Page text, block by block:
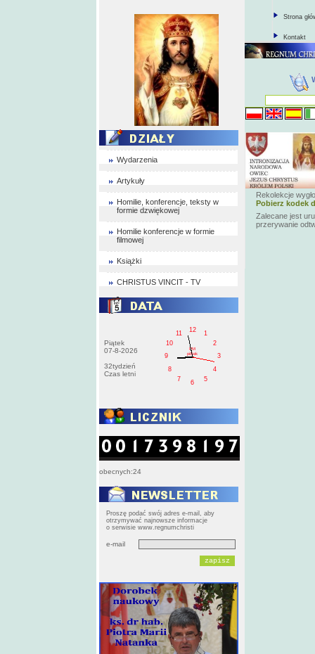
Wydarzenia
Artykuły
Homilie, konferencje, teksty w
formie dzwiękowej
Homilie konferencje w formie
filmowej
Książki
CHRISTUS VINCIT - TV
Piątek
07-8-2026
32tydzień
Czas letni
1
2
3
4
5
6
7
8
9
10
11
12
PM
pištek
obecnych:24
Proszę podać swój adres e-mail, aby
otrzymywać najnowsze informacje
o serwisie www.regnumchristi
e-mail
Strona
Kontakt
Rekolekcje
Pobierz kodek
Zalecane jest
przerywanie